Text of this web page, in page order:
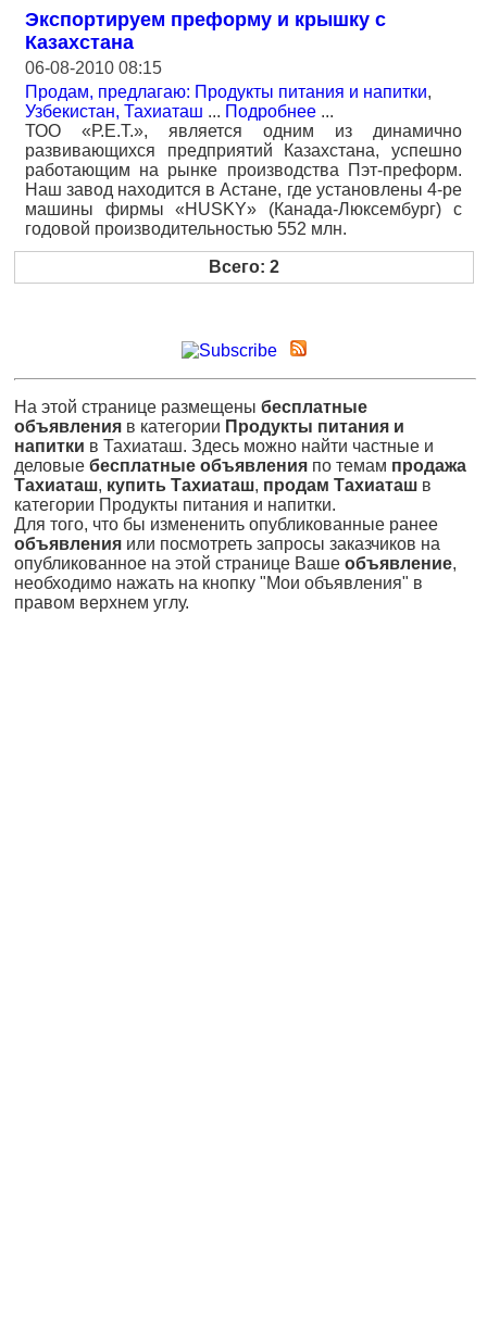
Экспортируем преформу и крышку с
Казахстана
06-08-2010 08:15
Продам, предлагаю: Продукты питания и напитки,
Узбекистан, Тахиаташ ... Подробнее ...
ТОО «Р.Е.Т.», является одним из динамично
развивающихся предприятий Казахстана, успешно
работающим на рынке производства Пэт-преформ.
Наш завод находится в Астане, где установлены 4-ре
машины фирмы «HUSKY» (Канада-Люксембург) с
годовой производительностью 552 млн.
Всего: 2
На этой странице размещены бесплатные
объявления в категории Продукты питания и
напитки в Тахиаташ. Здесь можно найти частные и
деловые бесплатные объявления по темам продажа
Тахиаташ, купить Тахиаташ, продам Тахиаташ в
категории Продукты питания и напитки.
Для того, что бы измененить опубликованные ранее
объявления или посмотреть запросы заказчиков на
опубликованное на этой странице Ваше объявление,
необходимо нажать на кнопку "Мои объявления" в
правом верхнем углу.